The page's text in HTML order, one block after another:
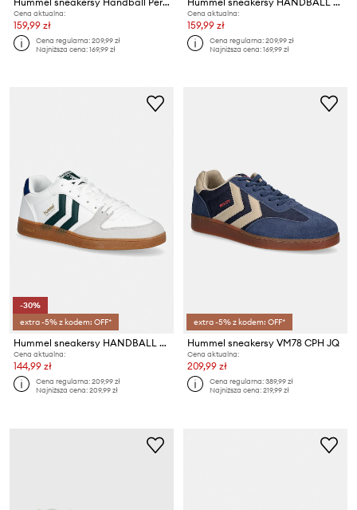
Cena aktualna:
159,99 zł
Cena regularna:209,99 zł
Najniższa cena:169,99 zł
Cena aktualna:
159,99 zł
Cena regularna:209,99 zł
Najniższa cena:169,99 zł
-30%
extra -5% z kodem: OFF*
Hummel sneakersy HANDBALL PERFEKT
Cena aktualna:
144,99 zł
Cena regularna:209,99 zł
Najniższa cena:209,99 zł
extra -5% z kodem: OFF*
Hummel sneakersy VM78 CPH JQ
Cena aktualna:
209,99 zł
Cena regularna:389,99 zł
Najniższa cena:219,99 zł